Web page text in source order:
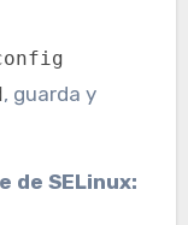
, guarda y
de SELinux: